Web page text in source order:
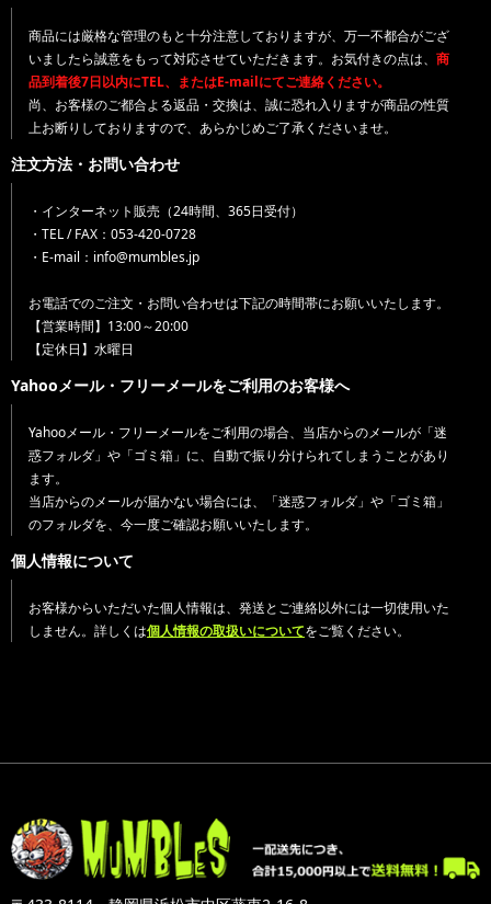
商品には厳格な管理のもと十分注意しておりますが、万一不都合がござ
いましたら誠意をもって対応させていただきます。お気付きの点は、 商
品到着後7日以内にTEL、またはE-mailにてご連絡ください。
尚、お客様のご都合よる返品・交換は、誠に恐れ入りますが商品の性質
上お断りしておりますので、あらかじめご了承くださいませ。
注文方法・お問い合わせ
・インターネット販売（24時間、365日受付）
・TEL / FAX：053-420-0728
・E-mail：info@mumbles.jp
お電話でのご注文・お問い合わせは下記の時間帯にお願いいたします。
【営業時間】13:00～20:00
【定休日】水曜日
Yahooメール・フリーメールをご利用のお客様へ
Yahooメール・フリーメールをご利用の場合、当店からのメールが「迷
惑フォルダ」や「ゴミ箱」に、自動で振り分けられてしまうことがあり
ます。
当店からのメールが届かない場合には、「迷惑フォルダ」や「ゴミ箱」
のフォルダを、今一度ご確認お願いいたします。
個人情報について
お客様からいただいた個人情報は、発送とご連絡以外には一切使用いた
しません。詳しくは個人情報の取扱いについてをご覧ください。